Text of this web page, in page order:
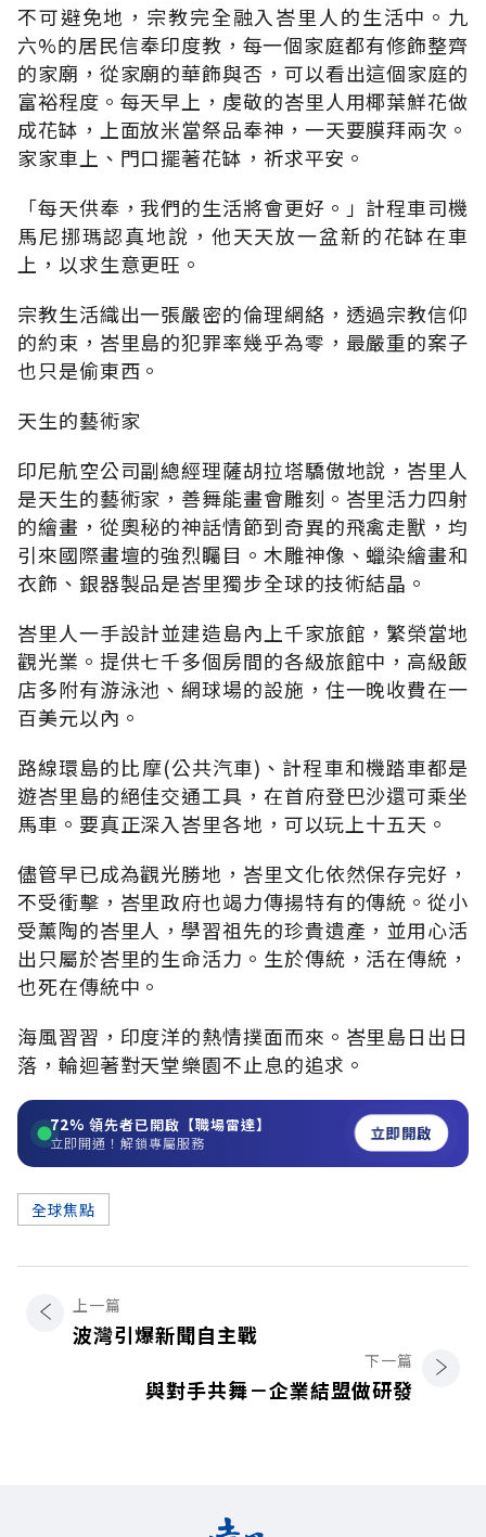
不可避免地，宗教完全融入峇里人的生活中。九
六%的居民信奉印度教，每一個家庭都有修飾整齊
的家廟，從家廟的華飾與否，可以看出這個家庭的
富裕程度。每天早上，虔敬的峇里人用椰葉鮮花做
成花缽，上面放米當祭品奉神，一天要膜拜兩次。
家家車上、門口擺著花缽，祈求平安。
「每天供奉，我們的生活將會更好。」計程車司機
馬尼挪瑪認真地說，他天天放一盆新的花缽在車
上，以求生意更旺。
宗教生活織出一張嚴密的倫理網絡，透過宗教信仰
的約束，峇里島的犯罪率幾乎為零，最嚴重的案子
也只是偷東西。
天生的藝術家
印尼航空公司副總經理薩胡拉塔驕傲地說，峇里人
是天生的藝術家，善舞能畫會雕刻。峇里活力四射
的繪畫，從奧秘的神話情節到奇異的飛禽走獸，均
引來國際畫壇的強烈矚目。木雕神像、蠟染繪畫和
衣飾、銀器製品是峇里獨步全球的技術結晶。
峇里人一手設計並建造島內上千家旅館，繁榮當地
觀光業。提供七千多個房間的各級旅館中，高級飯
店多附有游泳池、網球場的設施，住一晚收費在一
百美元以內。
路線環島的比摩(公共汽車)、計程車和機踏車都是
遊峇里島的絕佳交通工具，在首府登巴沙還可乘坐
馬車。要真正深入峇里各地，可以玩上十五天。
儘管早已成為觀光勝地，峇里文化依然保存完好，
不受衝擊，峇里政府也竭力傳揚特有的傳統。從小
受薰陶的峇里人，學習祖先的珍貴遺產，並用心活
出只屬於峇里的生命活力。生於傳統，活在傳統，
也死在傳統中。
海風習習，印度洋的熱情撲面而來。峇里島日出日
落，輪迴著對天堂樂園不止息的追求。
72% 領先者已開啟【職場雷達】
立即開通！解鎖專屬服務 立即開啟
全球焦點
上一篇
波灣引爆新聞自主戰
下一篇
與對手共舞－企業結盟做研發